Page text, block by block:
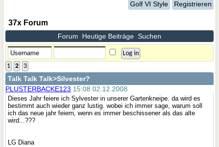
Golf VI Style Registrieren
37x Forum
Forum Heutige Beiträge Suchen
1 2 3
Talk Talk Talk>Silvester?
PLUSTERBACKE123 15:08 02.12.2008
Dieses Jahr feiere ich Sylvester in unserer Gartenkneipe. da wird es
bestimmt auch wieder ganz lustig. wobei ich immer sage, warum soll
ich das neue jahr feiern, wenn es immer beschissener als das alte
wird...???
LG Diana